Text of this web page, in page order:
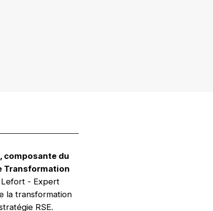
, composante du
Transformation
- Expert
la transformation
RSE.